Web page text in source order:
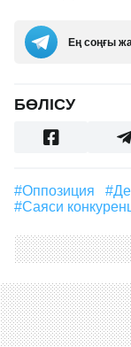
Ең соңғы
БӨЛІСУ
#оппозиция
#саяси